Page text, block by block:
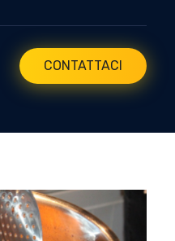
CONTATTACI